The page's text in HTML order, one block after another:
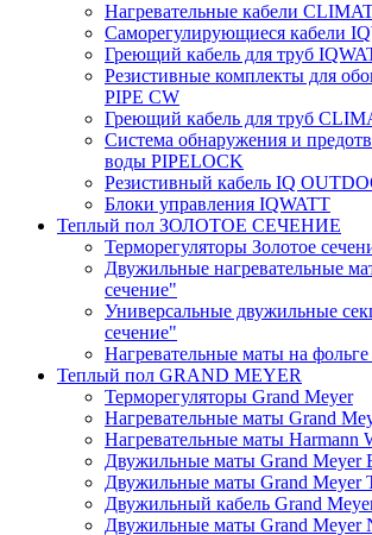
Нагревательные кабели
Саморегулирующиеся кабели
Греющий кабель для труб
Резистивные комплекты для
PIPE CW
Греющий кабель для труб
Система обнаружения и
воды PIPELOCK
Резистивный кабель IQ
Блоки управления IQWATT
Теплый пол ЗОЛОТОЕ СЕЧЕНИЕ
Терморегуляторы Золотое
Двужильные нагревательные
сечение"
Универсальные двужильные
сечение"
Нагревательные маты на фольге
Теплый пол GRAND MEYER
Терморегуляторы Grand Meyer
Нагревательные маты Grand
Нагревательные маты Harmann
Двужильные маты Grand Meyer
Двужильные маты Grand Meyer
Двужильный кабель Grand
Двужильные маты Grand Meyer